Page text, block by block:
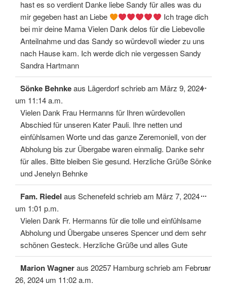
hast es so verdient Danke liebe Sandy für alles was du
mir gegeben hast an Liebe
Ich trage dich
bei mir deine Mama Vielen Dank delos für die Liebevolle
Anteilnahme und das Sandy so würdevoll wieder zu uns
nach Hause kam. Ich werde dich nie vergessen Sandy
Sandra Hartmann
Sönke Behnkeaus Lägerdorfschrieb am März 9, 2024
um 11:14 a.m.
Vielen Dank Frau Hermanns für Ihren würdevollen
Abschied für unseren Kater Pauli. Ihre netten und
einfühlsamen Worte und das ganze Zeremoniell, von der
Abholung bis zur Übergabe waren einmalig. Danke sehr
für alles. Bitte bleiben Sie gesund. Herzliche Grüße Sönke
und Jenelyn Behnke
...
Fam. Riedel aus Schenefeldschrieb am März 7, 2024
um 1:01 p.m.
Vielen Dank Fr. Hermanns für die tolle und einfühlsame
Abholung und Übergabe unseres Spencer und dem sehr
schönen Gesteck. Herzliche Grüße und alles Gute
...
Marion Wagneraus 20257 Hamburgschrieb am Februar
26, 2024 um 11:02 a.m.
...Diese